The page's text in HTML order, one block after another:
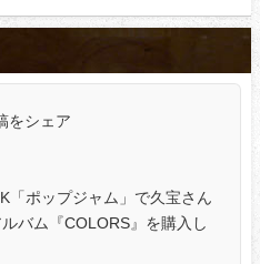
をシェア
ポップジャム」で久宝さん
バム『COLORS』を購入し